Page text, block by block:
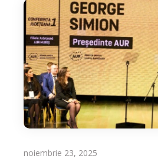
noiembrie 23, 2025